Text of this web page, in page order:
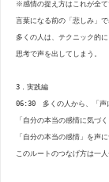
・2022.1.5
・2021.12.30
・
・
・2021.10.23
※感情の捉え方はこれが全
言葉になる前の「悲しみ」
多くの人は、テクニック的
思考で声を出してしまう。
3．実践編
06:30 多くの人から、「声
「自分の本当の感情に気づ
「自分の本当の感情」を声
このルートのつなげ方は一人